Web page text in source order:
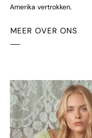
Amerika vertrokken.
MEER OVER ONS